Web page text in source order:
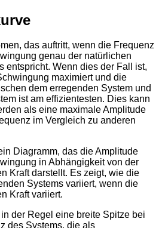
das auftritt, wenn die Frequenz
genau der natürlichen
entspricht. Wenn dies der Fall ist,
maximiert und die
dem erregenden System und
ist am effizientesten. Dies kann
als eine maximale Amplitude
im Vergleich zu anderen
Diagramm, das die Amplitude
in Abhängigkeit von der
Kraft darstellt. Es zeigt, wie die
Systems variiert, wenn die
Kraft variiert.
der Regel eine breite Spitze bei
des Systems, die als